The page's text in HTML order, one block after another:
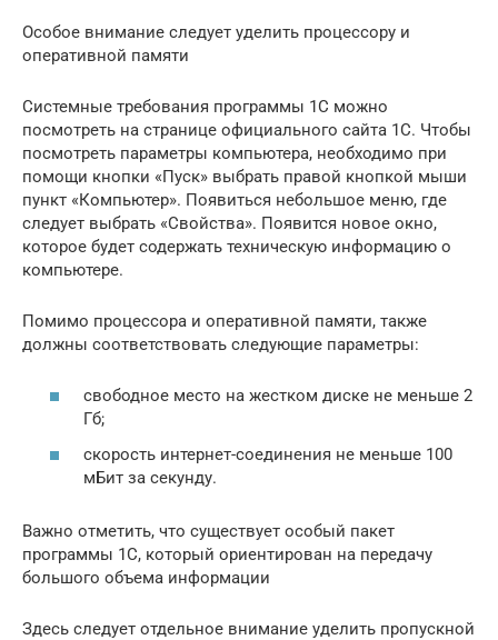
Особое внимание следует уделить процессору и
оперативной памяти
Системные требования программы 1С можно
посмотреть на странице официального сайта 1С. Чтобы
посмотреть параметры компьютера, необходимо при
помощи кнопки «Пуск» выбрать правой кнопкой мыши
пункт «Компьютер». Появиться небольшое меню, где
следует выбрать «Свойства». Появится новое окно,
которое будет содержать техническую информацию о
компьютере.
Помимо процессора и оперативной памяти, также
должны соответствовать следующие параметры:
свободное место на жестком диске не меньше 2
Гб;
скорость интернет-соединения не меньше 100
мБит за секунду.
Важно отметить, что существует особый пакет
программы 1С, который ориентирован на передачу
большого объема информации
Здесь следует отдельное внимание уделить пропускной